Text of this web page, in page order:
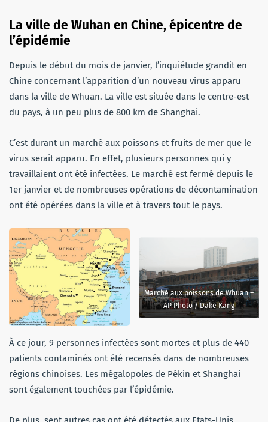
La ville de Wuhan en Chine, épicentre de
l’épidémie
Depuis le début du mois de janvier, l’inquiétude grandit en
Chine concernant l’apparition d’un nouveau virus apparu
dans la ville de Whuan. La ville est située dans le centre-est
du pays, à un peu plus de 800 km de Shanghai.
C’est durant un marché aux poissons et fruits de mer que le
virus serait apparu. En effet, plusieurs personnes qui y
travaillaient ont été infectées. Le marché est fermé depuis le
1er janvier et de nombreuses opérations de décontamination
ont été opérées dans la ville et à travers tout le pays.
Marché aux poissons de Whuan –
AP Photo / Dake Kang
À ce jour, 9 personnes infectées sont mortes et plus de 440
patients contaminés ont été recensés dans de nombreuses
régions chinoises. Les mégalopoles de Pékin et Shanghai
sont également touchées par l’épidémie.